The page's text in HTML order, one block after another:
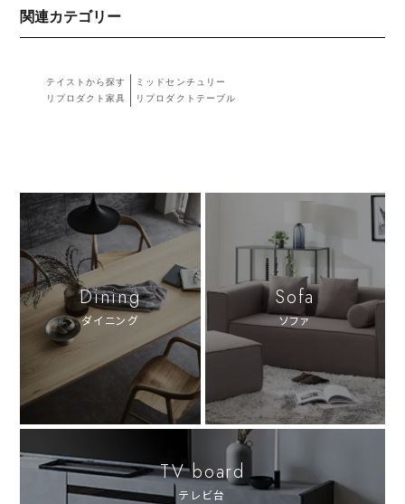
関連カテゴリー
テイストから探す
ミッドセンチュリー
リプロダクト家具
リプロダクトテーブル
Dining
ダイニング
Sofa
ソファ
TV board
テレビ台